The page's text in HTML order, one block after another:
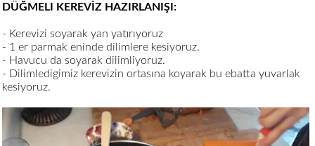
DÜĞMELI KEREVİZ HAZIRLANIŞI:
- Kerevizi soyarak yan yatırıyoruz
- 1 er parmak eninde dilimlere kesiyoruz.
- Havucu da soyarak dilimliyoruz.
- Dilimledigimiz kerevizin ortasına koyarak bu ebatta yuvarlak
kesiyoruz.